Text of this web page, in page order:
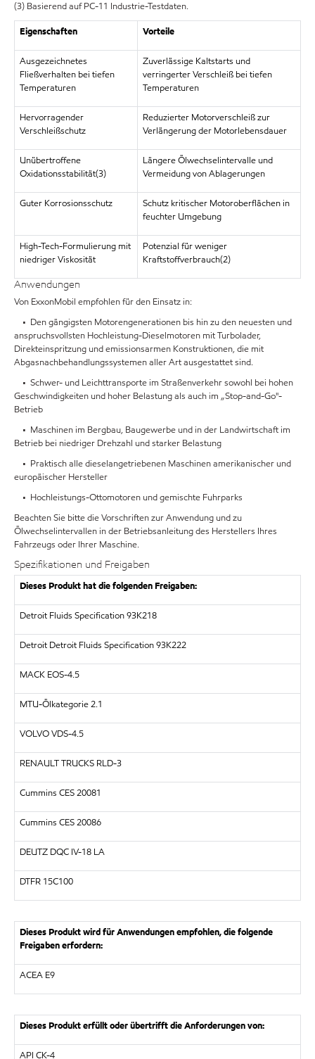
(3) Basierend auf PC-11 Industrie-Testdaten.
Eigenschaften
Vorteile
Ausgezeichnetes
Fließverhalten bei tiefen
Temperaturen
Zuverlässige Kaltstarts und
verringerter Verschleiß bei tiefen
Temperaturen
Hervorragender
Verschleißschutz
Reduzierter Motorverschleiß zur
Verlängerung der Motorlebensdauer
Unübertroffene
Oxidationsstabilität(3)
Längere Ölwechselintervalle und
Vermeidung von Ablagerungen
Guter Korrosionsschutz
Schutz kritischer Motoroberflächen in
feuchter Umgebung
High-Tech-Formulierung mit
niedriger Viskosität
Potenzial für weniger
Kraftstoffverbrauch(2)
Anwendungen
Von ExxonMobil empfohlen für den Einsatz in:
• Den gängigsten Motorengenerationen bis hin zu den neuesten und
anspruchsvollsten Hochleistung-Dieselmotoren mit Turbolader,
Direkteinspritzung und emissionsarmen Konstruktionen, die mit
Abgasnachbehandlungssystemen aller Art ausgestattet sind.
• Schwer- und Leichttransporte im Straßenverkehr sowohl bei hohen
Geschwindigkeiten und hoher Belastung als auch im „Stop-and-Go"-
Betrieb
• Maschinen im Bergbau, Baugewerbe und in der Landwirtschaft im
Betrieb bei niedriger Drehzahl und starker Belastung
• Praktisch alle dieselangetriebenen Maschinen amerikanischer und
europäischer Hersteller
• Hochleistungs-Ottomotoren und gemischte Fuhrparks
Beachten Sie bitte die Vorschriften zur Anwendung und zu
Ölwechselintervallen in der Betriebsanleitung des Herstellers Ihres
Fahrzeugs oder Ihrer Maschine.
Spezifikationen und Freigaben
Dieses Produkt hat die folgenden Freigaben:
Detroit Fluids Specification 93K218
Detroit Detroit Fluids Specification 93K222
MACK EOS-4.5
MTU-Ölkategorie 2.1
VOLVO VDS-4.5
RENAULT TRUCKS RLD-3
Cummins CES 20081
Cummins CES 20086
DEUTZ DQC IV-18 LA
DTFR 15C100
Dieses Produkt wird für Anwendungen empfohlen, die folgende
Freigaben erfordern:
ACEA E9
Dieses Produkt erfüllt oder übertrifft die Anforderungen von:
API CK-4